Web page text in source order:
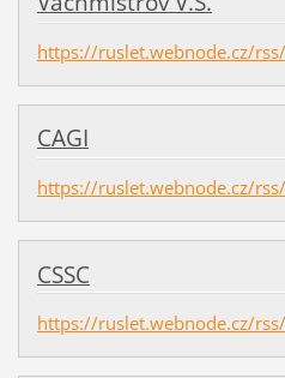
https://ruslet.webnode.cz/
CAGI
https://ruslet.webnode.cz/
CSSC
https://ruslet.webnode.cz/